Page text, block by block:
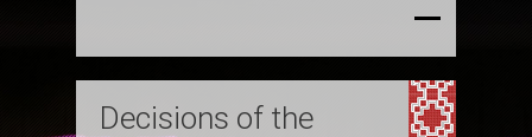
Decisions of the